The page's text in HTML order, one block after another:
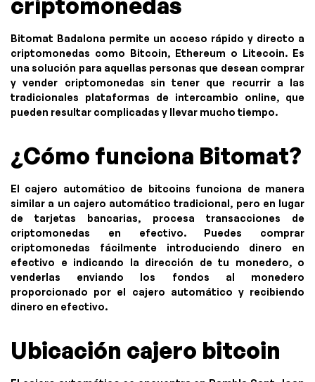
Bitomat Badalona permite un acceso rápido y directo a
criptomonedas como Bitcoin, Ethereum o Litecoin. Es
una solución para aquellas personas que desean comprar
y vender criptomonedas sin tener que recurrir a las
tradicionales plataformas de intercambio online, que
pueden resultar complicadas y llevar mucho tiempo.
¿Cómo funciona Bitomat?
El cajero automático de bitcoins funciona de manera
similar a un cajero automático tradicional, pero en lugar
de tarjetas bancarias, procesa transacciones de
criptomonedas en efectivo. Puedes comprar
criptomonedas fácilmente introduciendo dinero en
efectivo e indicando la dirección de tu monedero, o
venderlas enviando los fondos al monedero
proporcionado por el cajero automático y recibiendo
dinero en efectivo.
Ubicación cajero bitcoin